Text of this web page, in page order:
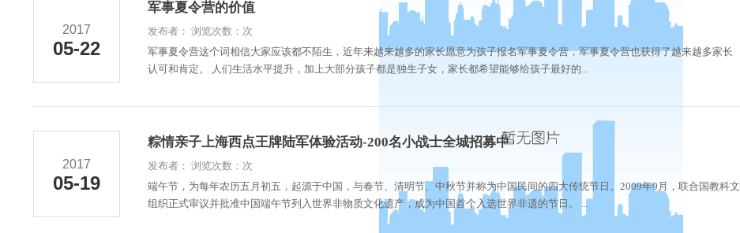
2017
05-22
军事夏令营的价值
发布者： 浏览次数：次
军事夏令营这个词相信大家应该都不陌生，近年来越来越多的家长愿意为孩子报名军事夏令营，军事夏令营也获得了越来越多家长
认可和肯定。 人们生活水平提升，加上大部分孩子都是独生子女，家长都希望能够给孩子最好的...
2017
05-19
粽情亲子上海西点王牌陆军体验活动-200名小战士全城招募中
发布者： 浏览次数：次
端午节，为每年农历五月初五，起源于中国，与春节、清明节、中秋节并称为中国民间的四大传统节日。2009年9月，联合国教科文
组织正式审议并批准中国端午节列入世界非物质文化遗产，成为中国首个入选世界非遗的节日。 ...